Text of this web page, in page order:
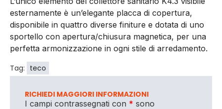
esternamente è un’elegante placca di copertura,
disponibile in quattro diverse finiture e dotata di uno
sportello con apertura/chiusura magnetica, per una
perfetta armonizzazione in ogni stile di arredamento.
Tag: teco
RICHIEDI MAGGIORI INFORMAZIONI
I campi contrassegnati con * sono